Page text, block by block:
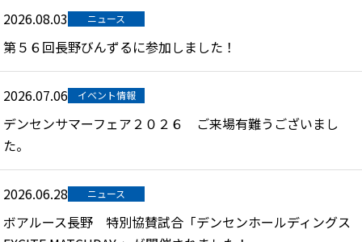
2026.08.03 ニュース
第５６回長野びんずるに参加しました！
2026.07.06 イベント情報
デンセンサマーフェア２０２６ ご来場有難うございまし
た。
2026.06.28 ニュース
ボアルース長野 特別協賛試合「デンセンホールディングス